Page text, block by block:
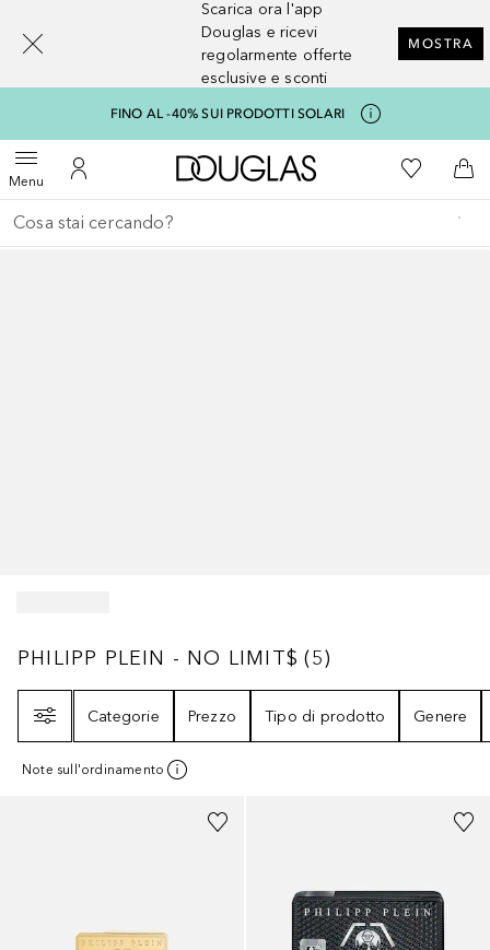
Scarica ora l'app
Douglas e ricevi
regolarmente offerte
esclusive e sconti
MOSTRA
FINO AL -40% SUI PRODOTTI SOLARI
MenuApri menuAl Mio Account
A Douglas HomeAlla Mia
Al
Torna indietro
Esegui ricerca
PHILIPP PLEIN - NO LIMIT$5
PHILIPP PLEIN - NO LIMIT$ (5)
Categorie
Prezzo Tipo di prodotto Genere
Note sull'ordinamento
[navigation.slideout.screenreader]